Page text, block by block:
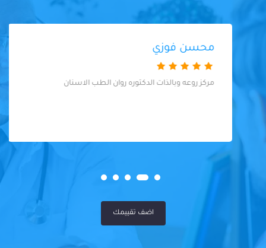
محسن فوزي
مركز روعه وبالذات الدكتوره روان الطب الاسنان
اضف تقييمك